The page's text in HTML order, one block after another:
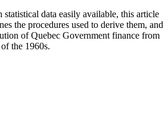
statistical data easily available, this article
the procedures used to derive them, and
of Quebec Government finance from
the 1960s.